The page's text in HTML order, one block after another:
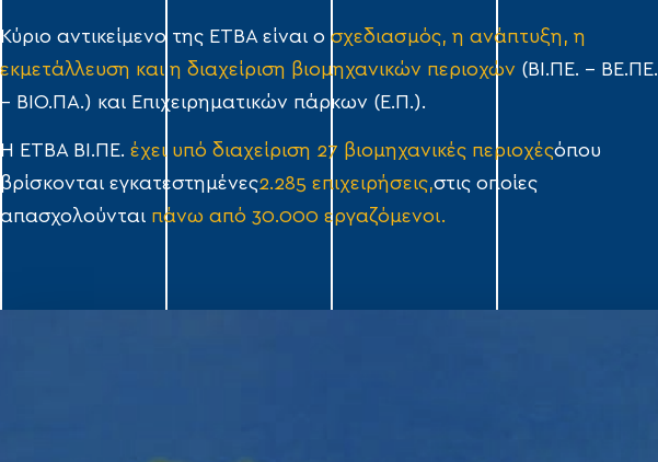
Κύριο αντικείμενο της ΕΤΒΑ είναι ο σχεδιασµός, η ανάπτυξη, η
εκμετάλλευση και η διαχείριση βιομηχανικών περιοχών (ΒΙ.ΠΕ. – ΒΕ.ΠΕ.
– ΒΙΟ.ΠΑ.) και Επιχειρηματικών πάρκων (Ε.Π.).
H ETBA ΒΙ.ΠΕ. έχει υπό διαχείριση 27 βιομηχανικές περιοχέςόπου
βρίσκονται εγκατεστημένες2.285 επιχειρήσεις,στις οποίες
απασχολούνται πάνω από 30.000 εργαζόμενοι.